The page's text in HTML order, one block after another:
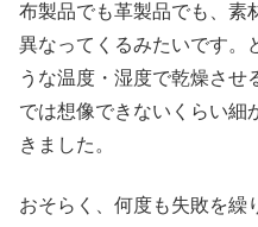
布製品でも革製品でも、素
異なってくるみたいです。
うな温度・湿度で乾燥させ
では想像できないくらい細
きました。
おそらく、何度も失敗を繰